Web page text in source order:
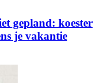
gepland: koester
je vakantie